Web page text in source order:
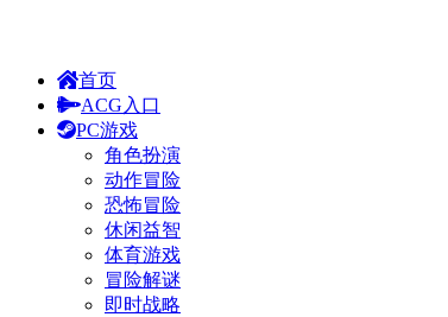
首页
ACG入口
PC游戏
角色扮演
动作冒险
恐怖冒险
休闲益智
体育游戏
冒险解谜
即时战略